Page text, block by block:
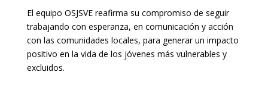
El equipo OSJSVE reafirma su compromiso de seguir
trabajando con esperanza, en comunicación y acción
con las comunidades locales, para generar un impacto
positivo en la vida de los jóvenes más vulnerables y
excluidos.